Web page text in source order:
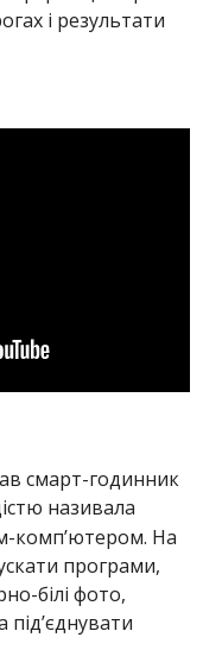
і результати
смарт-годинник
називала
комп’ютером. На
програми,
білі фото,
під’єднувати